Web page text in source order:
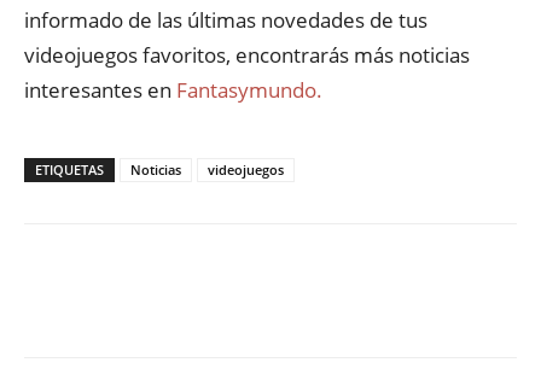
informado de las últimas novedades de tus
videojuegos favoritos, encontrarás más noticias
interesantes en Fantasymundo.
ETIQUETAS Noticias videojuegos